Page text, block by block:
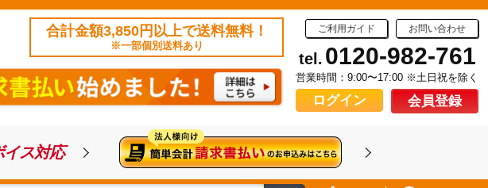
合計金額3,850円以上で送料無料！
※一部個別送料あり
ご利用ガイド お問い合わせ
tel. 0120-982-761
営業時間：9:00〜17:00 ※土日祝を除く
ログイン 会員登録
ス対応